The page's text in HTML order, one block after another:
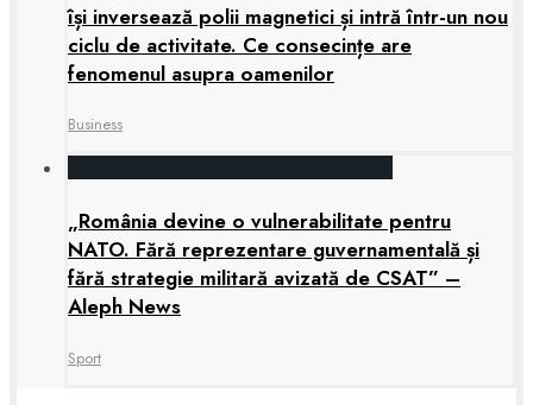
își inversează polii magnetici și intră într-un nou
ciclu de activitate. Ce consecințe are
fenomenul asupra oamenilor
Business
„România devine o vulnerabilitate pentru
NATO. Fără reprezentare guvernamentală și
fără strategie militară avizată de CSAT” –
Aleph News
Sport